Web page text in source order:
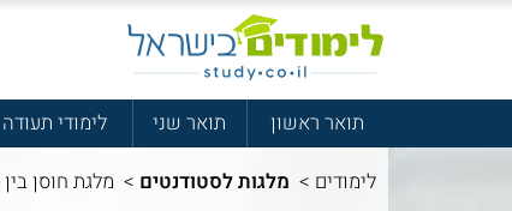
תואר ראשון תואר שני לימודי תעודה
לימודים > מלגות לסטודנטים > מלגת חוסן